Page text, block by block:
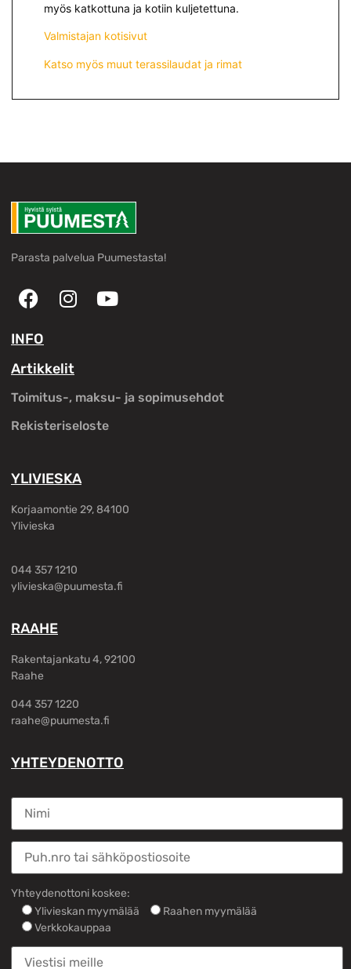
myös katkottuna ja kotiin kuljetettuna.
Valmistajan kotisivut
Katso myös muut terassilaudat ja rimat
Parasta palvelua Puumestasta!
INFO
Artikkelit
Toimitus-, maksu- ja sopimusehdot
Rekisteriseloste
YLIVIESKA
Korjaamontie 29, 84100
Ylivieska
044 357 1210
ylivieska@puumesta.fi
RAAHE
Rakentajankatu 4, 92100
Raahe
044 357 1220
raahe@puumesta.fi
YHTEYDENOTTO
Yhteydenottoni koskee:
Ylivieskan myymälää
Raahen myymälää
Verkkokauppaa